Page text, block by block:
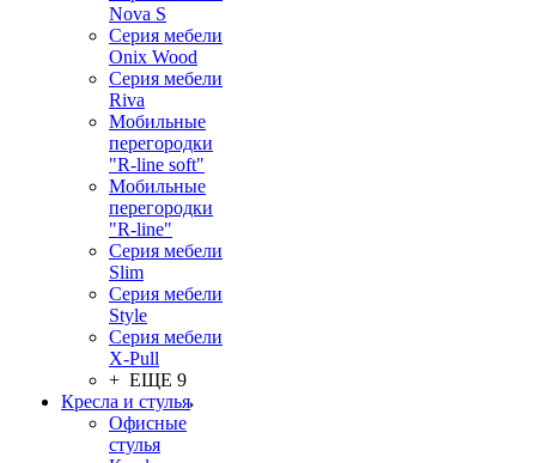
Nova S
Серия мебели
Onix Wood
Серия мебели
Riva
Мобильные
перегородки
"R-line soft"
Мобильные
перегородки
"R-line"
Серия мебели
Slim
Серия мебели
Style
Серия мебели
X-Pull
+ ЕЩЕ 9
Кресла и стулья
Офисные
стулья